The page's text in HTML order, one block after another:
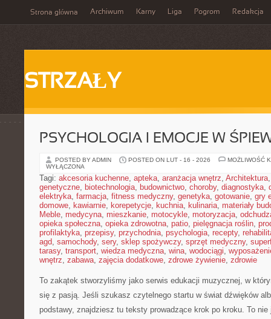
Strona główna Archiwum Karny Liga Pogrom Redakcja
STRZAŁY
PSYCHOLOGIA I EMOCJE W
POSTED BY ADMIN POSTED ON LUT - 16 - 2026
MOŻLIWOŚĆ
WYŁĄCZONA
Tagi: akcesoria kuchenne, apteka, aranżacja wnętrz, Architektura
genetyczne, biotechnologia, budownictwo, choroby, diagnostyka,
elektryka, farmacja, fitness medyczny, genetyka, gotowanie, gry
domowe, kawiarnie, korepetycje, kuchnia, kulinaria, materiały
Meble, medycyna, mieszkanie, motocykle, motoryzacja,
opieka społeczna, opieka zdrowotna, patio, pielęgnacja roślin,
profilaktyka, przepisy, przychodnia, psychologia, recepty,
agd, samochody, sery, sklep spożywczy, sprzęt medyczny,
tarasy, transport, wiedza medyczna, wina, wodociągi,
wnętrz, zabawa, zajęcia dodatkowe, zdrowe żywienie, zdrowie
To zakątek stworzyliśmy jako serwis edukacji muzycznej, w
się z pasją. Jeśli szukasz czytelnego startu w świat dźwięków
podstawy, znajdziesz tu teksty prowadzące krok po kroku. To